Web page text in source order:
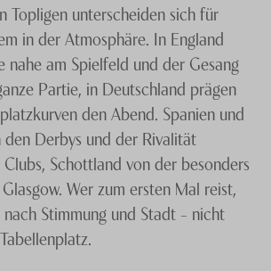
Fussballfans verfolgen wir die
selbst aus nächster Nähe.
unser Know-how, damit Ihr
Highlight wird. Neben den Tickets
Flug- oder Zugreise in europäische
Ihnen Ihr Wunschhotel und
Ausflüge und weitere Aktivitäten.
Gruppe Freunden an ein
zu reisen und ins Fangetümmel
Topligen unterscheiden sich für
in der Atmosphäre. In England
nahe am Spielfeld und der Gesang
Partie, in Deutschland prägen
den Abend. Spanien und
Derbys und der Rivalität
Schottland von der besonders
Wer zum ersten Mal reist,
Stimmung und Stadt – nicht